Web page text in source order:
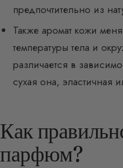
предпочтительно из
Также аромат кожи
температуры тела и
различается в
сухая она, эластичная
Как
парфюм?